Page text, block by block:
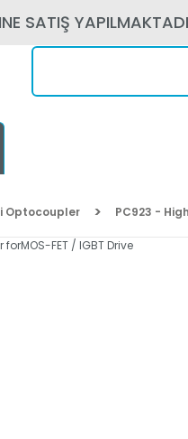
SATIŞ
Optocoupler PC923 -